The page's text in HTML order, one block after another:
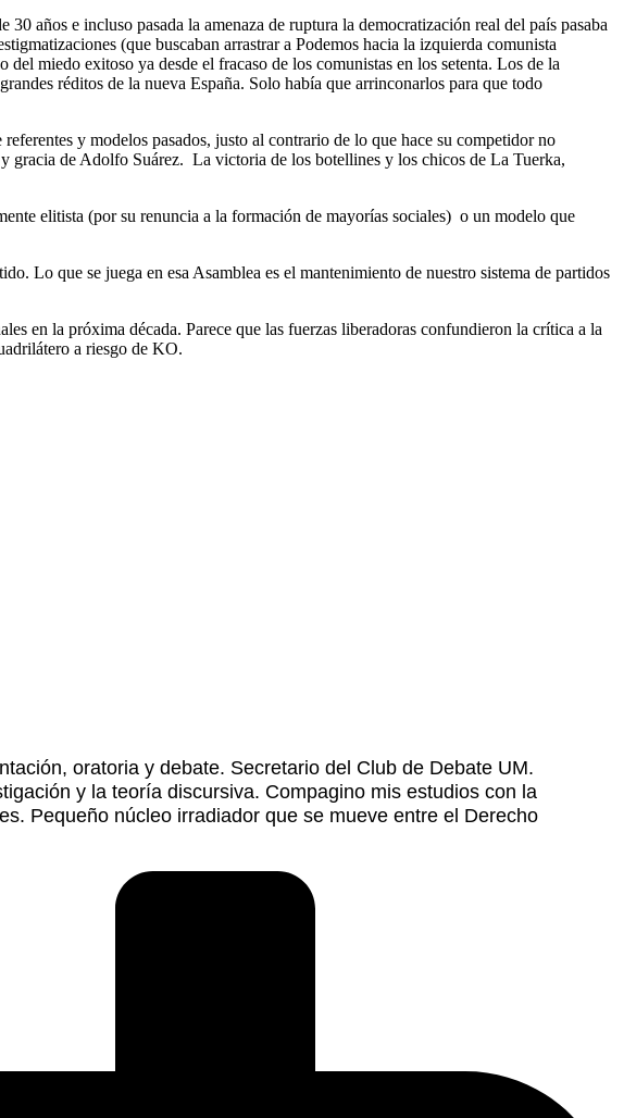
años e incluso pasada la amenaza de ruptura la democratización real del país pasaba
(que buscaban arrastrar a Podemos hacia la izquierda comunista
miedo exitoso ya desde el fracaso de los comunistas en los setenta. Los de la
réditos de la nueva España. Solo había que arrinconarlos para que todo
y modelos pasados, justo al contrario de lo que hace su competidor no
gracia de Adolfo Suárez. La victoria de los botellines y los chicos de La Tuerka,
elitista (por su renuncia a la formación de mayorías sociales) o un modelo que
Lo que se juega en esa Asamblea es el mantenimiento de nuestro sistema de partidos
en la próxima década. Parece que las fuerzas liberadoras confundieron la crítica a la
a riesgo de KO.
oratoria y debate. Secretario del Club de Debate UM.
y la teoría discursiva. Compagino mis estudios con la
Pequeño núcleo irradiador que se mueve entre el Derecho